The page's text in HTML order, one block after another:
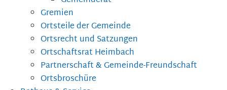
Gremien
Ortsteile der Gemeinde
Ortsrecht und Satzungen
Ortschaftsrat Heimbach
Partnerschaft & Gemeinde-Freundschaft
Ortsbroschüre